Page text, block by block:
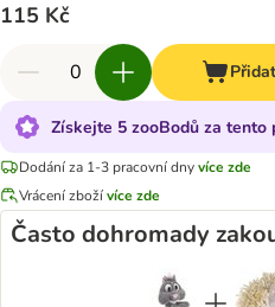
115 Kč
Získejte 5 zooBodů za tento
Dodání za 1-3 pracovní dnyvíce zde
Vrácení zbožívíce zde
Často dohromady